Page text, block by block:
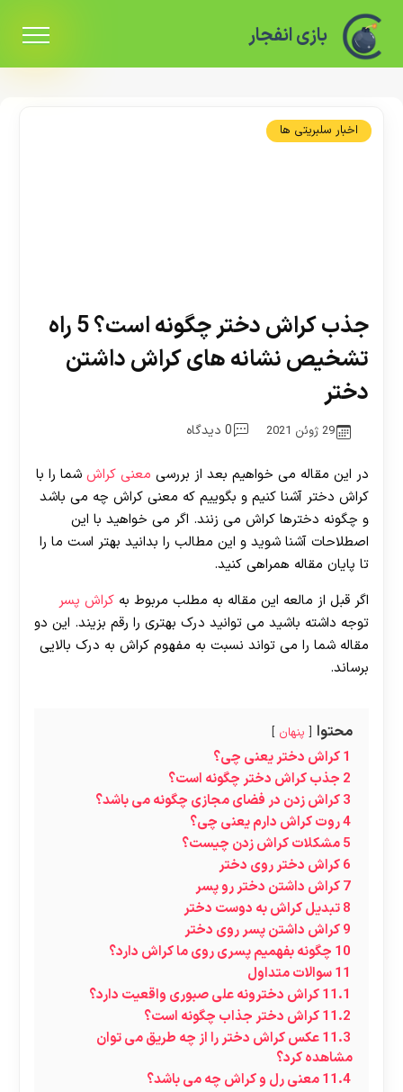
بازی انفجار
اخبار سلبریتی ها
جذب کراش دختر چگونه است؟ 5 راه
تشخیص نشانه های کراش داشتن
دختر
29 ژوئن 2021 0 دیدگاه
در این مقاله می خواهیم بعد از بررسی معنی کراش شما را با
کراش دختر آشنا کنیم و بگوییم که معنی کراش چه می باشد
و چگونه دخترها کراش می‌ زنند. اگر می‌ خواهید با این
اصطلاحات آشنا شوید و این مطالب را بدانید بهتر است ما را
تا پایان مقاله همراهی کنید.
اگر قبل از مالعه این مقاله به مطلب مربوط به کراش پسر
توجه داشته باشید می توانید درک بهتری را رقم بزیند. این دو
مقاله شما را می تواند نسبت به مفهوم کراش به درک بالایی
برساند.
محتوا پنهان
1کراش دختر یعنی چی؟
2 جذب کراش دختر چگونه است؟
3کراش زدن در فضای مجازی چگونه می باشد؟
4روت کراش دارم یعنی چی؟
5مشکلات کراش زدن چیست؟
6کراش دختر روی دختر
7کراش داشتن دختر رو پسر
8تبدیل کراش به دوست دختر
9کراش داشتن پسر روی دختر
10 چگونه بفهمیم پسری روی ما کراش دارد؟
11سوالات متداول
11.1کراش دخترونه علی صبوری واقعیت دارد؟
11.2کراش دختر جذاب چگونه است؟
11.3عکس کراش دختر را از چه طریق می توان
مشاهده کرد؟
11.4معنی رل و کراش چه می باشد؟